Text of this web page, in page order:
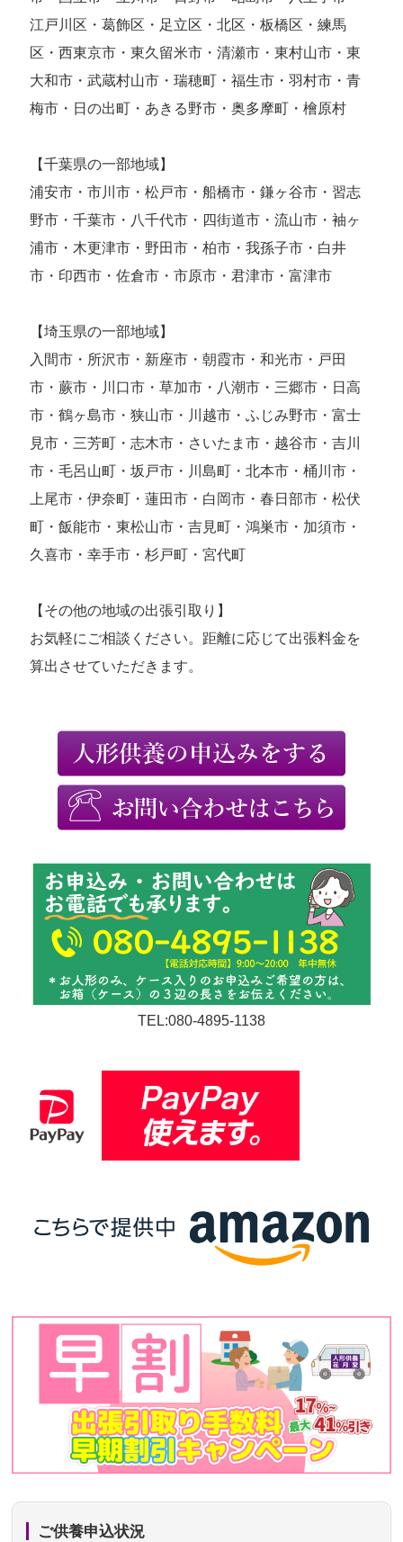
江戸川区・葛飾区・足立区・北区・板橋区・練馬
区・西東京市・東久留米市・清瀬市・東村山市・東
大和市・武蔵村山市・瑞穂町・福生市・羽村市・青
梅市・日の出町・あきる野市・奥多摩町・檜原村
【千葉県の一部地域】
浦安市・市川市・松戸市・船橋市・鎌ヶ谷市・習志
野市・千葉市・八千代市・四街道市・流山市・袖ヶ
浦市・木更津市・野田市・柏市・我孫子市・白井
市・印西市・佐倉市・市原市・君津市・富津市
【埼玉県の一部地域】
入間市・所沢市・新座市・朝霞市・和光市・戸田
市・蕨市・川口市・草加市・八潮市・三郷市・日高
市・鶴ヶ島市・狭山市・川越市・ふじみ野市・富士
見市・三芳町・志木市・さいたま市・越谷市・吉川
市・毛呂山町・坂戸市・川島町・北本市・桶川市・
上尾市・伊奈町・蓮田市・白岡市・春日部市・松伏
町・飯能市・東松山市・吉見町・鴻巣市・加須市・
久喜市・幸手市・杉戸町・宮代町
【その他の地域の出張引取り】
お気軽にご相談ください。距離に応じて出張料金を
算出させていただきます。
TEL:080-4895-1138
ご供養申込状況